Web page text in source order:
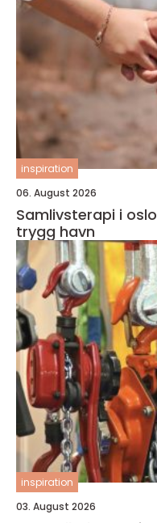
inspiration
06. August 2026
Samlivsterapi i oslo når forholdet trenger en
trygg havn
inspiration
03. August 2026